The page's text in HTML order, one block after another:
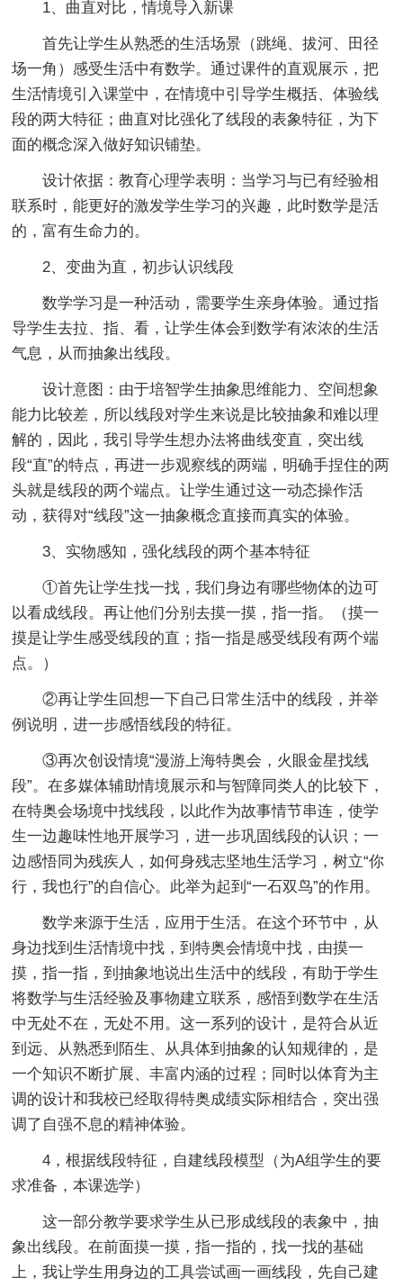
1、曲直对比，情境导入新课
首先让学生从熟悉的生活场景（跳绳、拔河、田径
场一角）感受生活中有数学。通过课件的直观展示，把
生活情境引入课堂中，在情境中引导学生概括、体验线
段的两大特征；曲直对比强化了线段的表象特征，为下
面的概念深入做好知识铺垫。
设计依据：教育心理学表明：当学习与已有经验相
联系时，能更好的激发学生学习的兴趣，此时数学是活
的，富有生命力的。
2、变曲为直，初步认识线段
数学学习是一种活动，需要学生亲身体验。通过指
导学生去拉、指、看，让学生体会到数学有浓浓的生活
气息，从而抽象出线段。
设计意图：由于培智学生抽象思维能力、空间想象
能力比较差，所以线段对学生来说是比较抽象和难以理
解的，因此，我引导学生想办法将曲线变直，突出线
段“直”的特点，再进一步观察线的两端，明确手捏住的两
头就是线段的两个端点。让学生通过这一动态操作活
动，获得对“线段”这一抽象概念直接而真实的体验。
3、实物感知，强化线段的两个基本特征
①首先让学生找一找，我们身边有哪些物体的边可
以看成线段。再让他们分别去摸一摸，指一指。（摸一
摸是让学生感受线段的直；指一指是感受线段有两个端
点。）
②再让学生回想一下自己日常生活中的线段，并举
例说明，进一步感悟线段的特征。
③再次创设情境“漫游上海特奥会，火眼金星找线
段”。在多媒体辅助情境展示和与智障同类人的比较下，
在特奥会场境中找线段，以此作为故事情节串连，使学
生一边趣味性地开展学习，进一步巩固线段的认识；一
边感悟同为残疾人，如何身残志坚地生活学习，树立“你
行，我也行”的自信心。此举为起到“一石双鸟”的作用。
数学来源于生活，应用于生活。在这个环节中，从
身边找到生活情境中找，到特奥会情境中找，由摸一
摸，指一指，到抽象地说出生活中的线段，有助于学生
将数学与生活经验及事物建立联系，感悟到数学在生活
中无处不在，无处不用。这一系列的设计，是符合从近
到远、从熟悉到陌生、从具体到抽象的认知规律的，是
一个知识不断扩展、丰富内涵的过程；同时以体育为主
调的设计和我校已经取得特奥成绩实际相结合，突出强
调了自强不息的精神体验。
4，根据线段特征，自建线段模型（为A组学生的要
求准备，本课选学）
这一部分教学要求学生从已形成线段的表象中，抽
象出线段。在前面摸一摸，指一指的，找一找的基础
上，我让学生用身边的工具尝试画一画线段，先自己建